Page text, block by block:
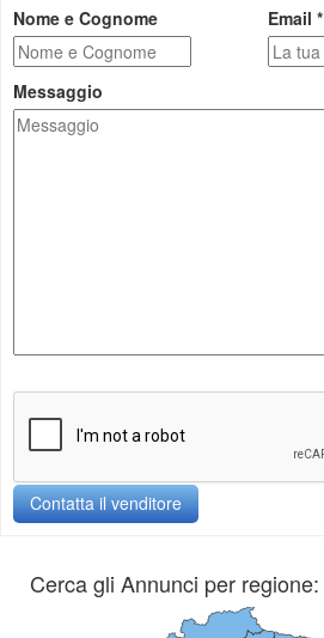
Nome e Cognome Email *
Messaggio
Cerca gli Annunci per regione: